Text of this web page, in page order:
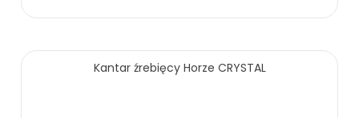
Kantar źrebięcy Horze CRYSTAL